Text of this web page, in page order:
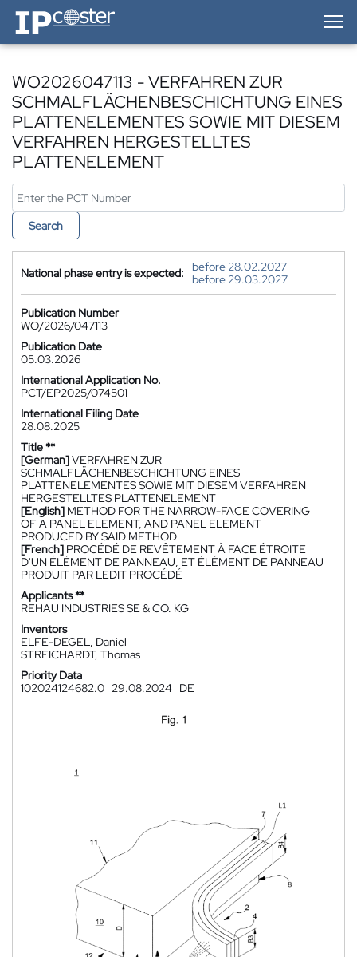
IP-Coster — Home
WO2026047113 - VERFAHREN ZUR
SCHMALFLÄCHENBESCHICHTUNG EINES
PLATTENELEMENTES SOWIE MIT DIESEM
VERFAHREN HERGESTELLTES
PLATTENELEMENT
Search
National phase entry is expected:
before 28.02.2027
before 29.03.2027
Publication Number
WO/2026/047113
Publication Date
05.03.2026
International Application No.
PCT/EP2025/074501
International Filing Date
28.08.2025
Title **
[German]VERFAHREN ZUR
SCHMALFLÄCHENBESCHICHTUNG EINES
PLATTENELEMENTES SOWIE MIT DIESEM VERFAHREN
HERGESTELLTES PLATTENELEMENT
[English] METHOD FOR THE NARROW-FACE COVERING
OF A PANEL ELEMENT, AND PANEL ELEMENT
PRODUCED BY SAID METHOD
[French] PROCÉDÉ DE REVÊTEMENT À FACE ÉTROITE
D'UN ÉLÉMENT DE PANNEAU, ET ÉLÉMENT DE PANNEAU
PRODUIT PAR LEDIT PROCÉDÉ
Applicants **
REHAU INDUSTRIES SE & CO. KG
Inventors
ELFE-DEGEL, Daniel
STREICHARDT, Thomas
Priority Data
102024124682.0 29.08.2024 DE